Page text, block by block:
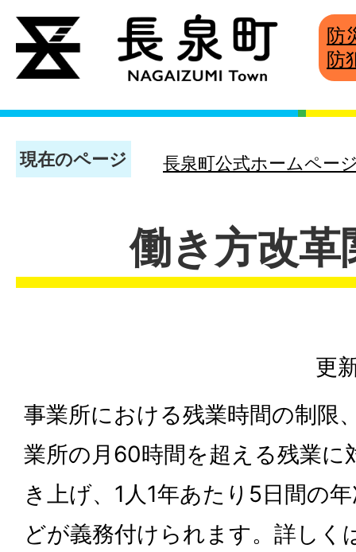
防
防
現在のページ 長泉町公式ホームペー
働き方改革
更
事業所における残業時間の制限
業所の月60時間を超える残業に
き上げ、1人1年あたり5日間の
どが義務付けられます。詳しく